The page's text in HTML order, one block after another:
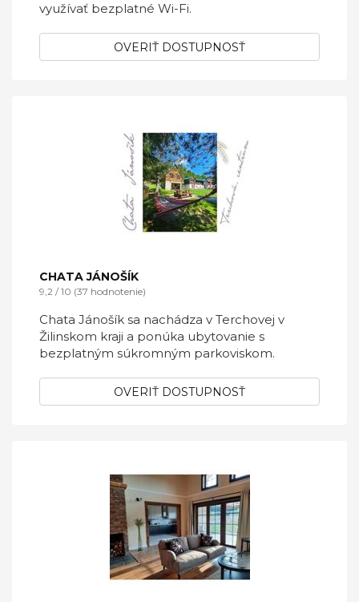
využívať bezplatné Wi-Fi.
OVERIŤ DOSTUPNOSŤ
CHATA JÁNOŠÍK
9,2 / 10 (37 hodnotenie)
Chata Jánošík sa nachádza v Terchovej v
Žilinskom kraji a ponúka ubytovanie s
bezplatným súkromným parkoviskom.
OVERIŤ DOSTUPNOSŤ